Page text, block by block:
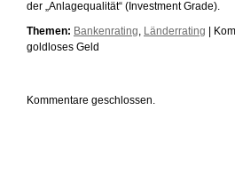
der „Anlagequalität“ (Investment Grade).
Themen: Bankenrating Länderrating
goldloses Geld
Kommentare geschlossen.